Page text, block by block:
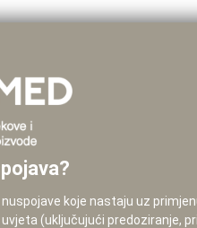
koje nastaju uz
(uključujući predoziranje,